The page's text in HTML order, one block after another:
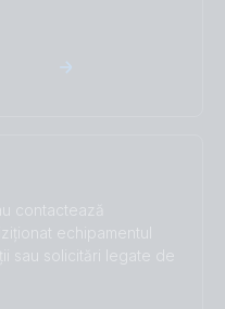
contactează
echipamentul
sau solicitări legate de